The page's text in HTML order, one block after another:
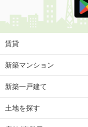
価 格
住 所
専有面積
富山県富山市中島４丁
賃貸
新築マンション
新築一戸建て
土地を探す